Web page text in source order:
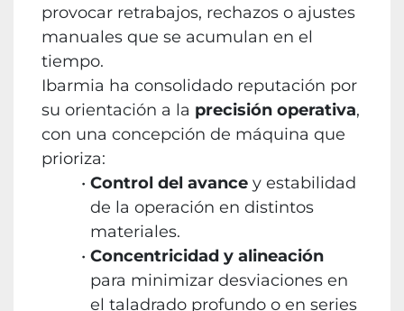
provocar retrabajos, rechazos o ajustes
manuales que se acumulan en el
tiempo.
Ibarmia ha consolidado reputación por
su orientación a la precisión operativa,
con una concepción de máquina que
prioriza:
Control del avancey estabilidad
de la operación en distintos
materiales.
Concentricidad y alineación
para minimizar desviaciones en
el taladrado profundo o en series